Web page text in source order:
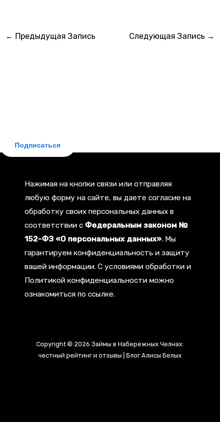
← Предыдущая Запись Следующая Запись →
Подписаться
Нажимая на кнопки связи или отправляя
любую форму на сайте, вы даете согласие на
обработку своих персональных данных в
соответствии с Федеральным законом №
152-ФЗ «О персональных данных». Мы
гарантируем конфиденциальность и защиту
вашей информации. С условиями обработки и
Политикой конфиденциальности можно
ознакомиться по ссылке.
Copyright © 2026 Займы в Набережных Челнах:
честный рейтинг и отзывы | Блог Алисы Белых